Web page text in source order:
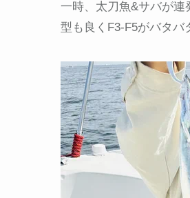
一時、太刀魚&サバが連
型も良くF3-F5がバタ